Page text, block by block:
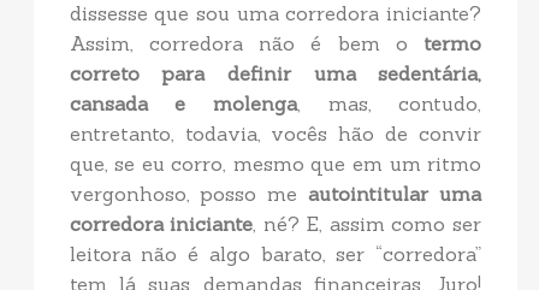
dissesse que sou uma corredora iniciante?
Assim, corredora não é bem o termo
correto para definir uma sedentária,
cansada e molenga, mas, contudo,
entretanto, todavia, vocês hão de convir
que, se eu corro, mesmo que em um ritmo
vergonhoso, posso meautointitular uma
corredora iniciante, né? E, assim como ser
leitora não é algo barato, ser “corredora”
tem lá suas demandas financeiras. Juro!